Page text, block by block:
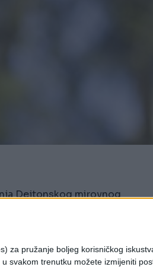
za pružanje boljeg korisničkog
svakom trenutku možete izmijeniti
Dejtonskog mirovnog
Dejtonskog
uspjela da postane
nije u stanju da je